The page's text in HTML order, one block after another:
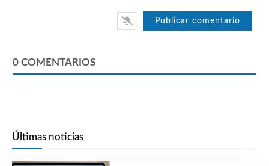
0 COMENTARIOS
Últimas noticias